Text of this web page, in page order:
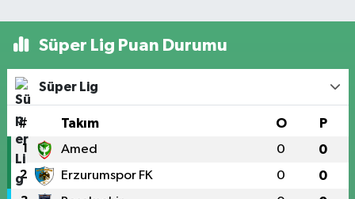
Süper Lig Puan Durumu
Süper Lig
# Takım O P
1 Amed 0 0
2 Erzurumspor FK 0 0